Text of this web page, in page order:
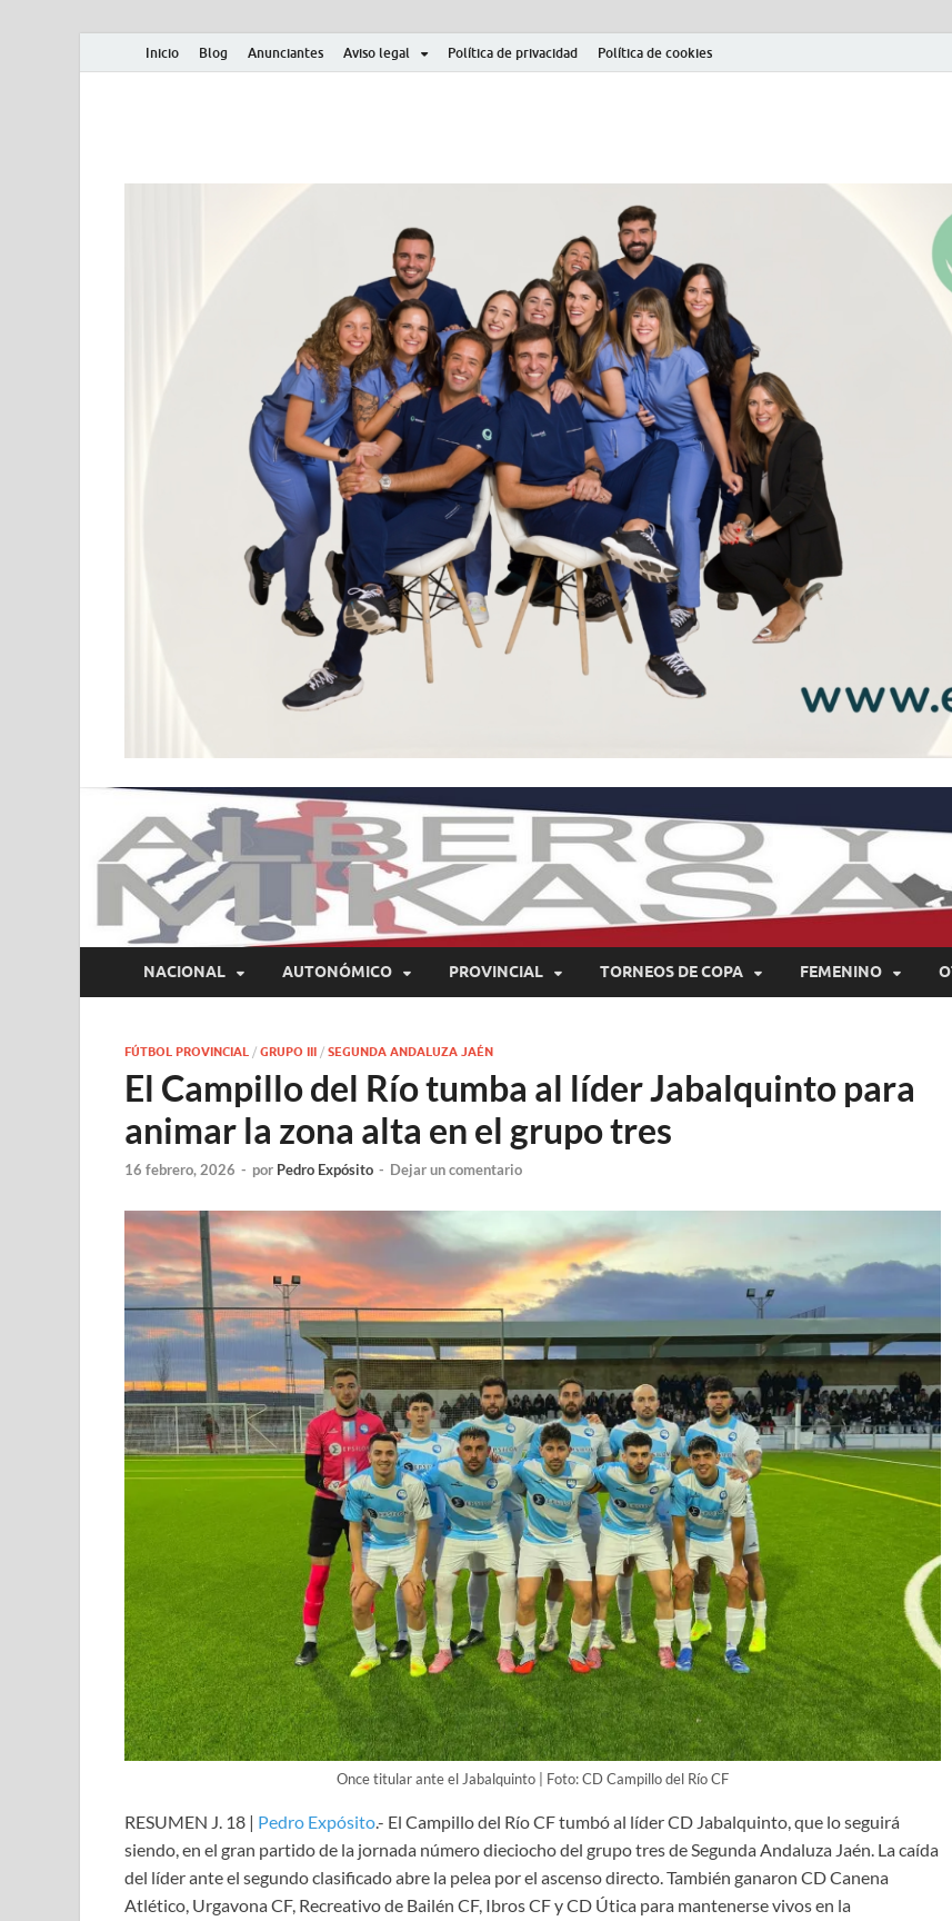
Inicio Blog Anunciantes Aviso legal Política de privacidad Política de cookies
NACIONAL AUTONÓMICO PROVINCIAL TORNEOS DE COPA FEMENINO
FÚTBOL PROVINCIAL / GRUPO III / SEGUNDA ANDALUZA JAÉN
El Campillo del Río tumba al líder Jabalquinto para
animar la zona alta en el grupo tres
16 febrero, 2026 - por Pedro Expósito - Dejar un comentario
Once titular ante el Jabalquinto | Foto: CD Campillo del Río CF
RESUMEN J. 18 | Pedro Expósito.- El Campillo del Río CF tumbó al líder CD Jabalquinto, que lo seguirá
siendo, en el gran partido de la jornada número dieciocho del grupo tres de Segunda Andaluza Jaén. La caída
del líder ante el segundo clasificado abre la pelea por el ascenso directo. También ganaron CD Canena
Atlético, Urgavona CF, Recreativo de Bailén CF, Ibros CF y CD Útica para mantenerse vivos en la